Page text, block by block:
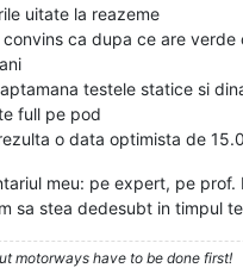
uitate la reazeme
convins ca dupa ce are verde
testele statice si
full pe pod
o data optimista de
meu: pe expert, pe prof.
sa stea dedesubt in timpul
motorways have to be done first!